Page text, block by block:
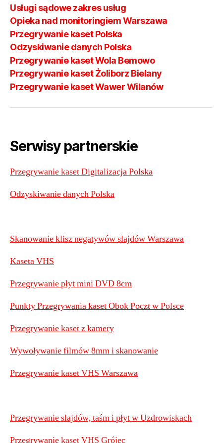
Usługi sądowe zakres usług
Opieka nad monitoringiem Warszawa
Przegrywanie kaset Polska
Odzyskiwanie danych Polska
Przegrywanie kaset Wola Bemowo
Przegrywanie kaset Żoliborz Bielany
Przegrywanie kaset Wawer Wilanów
Serwisy partnerskie
Przegrywanie kaset Digitalizacja Polska
Odzyskiwanie danych Polska
Skanowanie klisz negatywów slajdów Warszawa
Kaseta VHS
Przegrywanie płyt mini DVD 8cm
Punkty Przegrywania kaset Obok Poczt w Polsce
Przegrywanie kaset z kamery
Wywoływanie filmów 8mm i skanowanie
Przegrywanie kaset VHS Warszawa
Przegrywanie slajdów, taśm i płyt w Uzdrowiskach
Przegrywanie kaset VHS Grójec